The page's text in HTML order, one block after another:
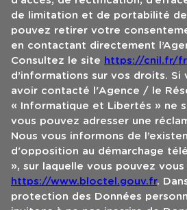
de limitation et de portabilité de
pouvez retirer votre
en contactant directement
Consultez le site https://cnil.fr/fr
d’informations sur vos droits. Si
avoir contacté l'Agence / le
« Informatique et Libertés » ne
vous pouvez adresser une
Nous vous informons de
d'opposition au démarchage
», sur laquelle vous pouvez vous
https://www.bloctel.gouv.fr.
protection des Données